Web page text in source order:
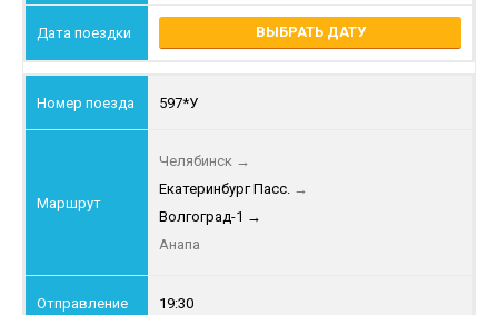
ВЫБРАТЬ ДАТУ
597*У
Челябинск →
Екатеринбург Пасс. →
Волгоград-1 →
Анапа
19:30